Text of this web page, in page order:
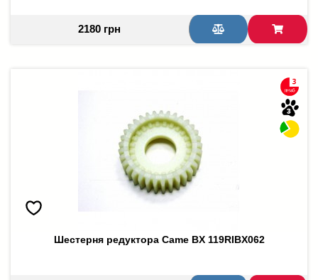
2180 грн
Шестерня редуктора Came BX 119RIBX062